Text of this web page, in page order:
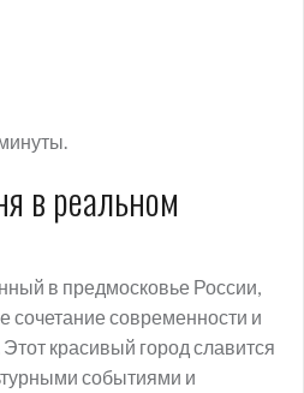
в реальном
в предмосковье России,
сочетание современности и
красивый город славится
событиями и